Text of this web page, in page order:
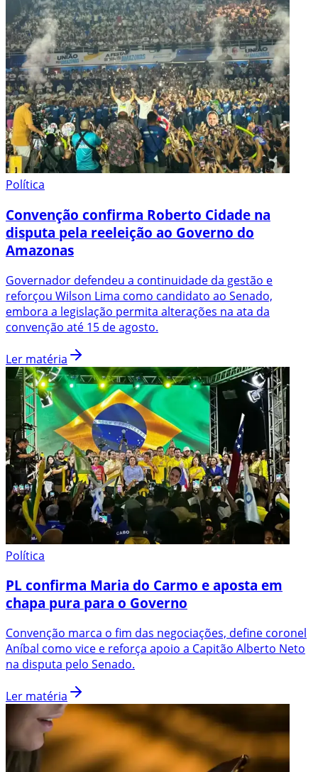
Política
Convenção confirma Roberto Cidade na
disputa pela reeleição ao Governo do
Amazonas
Governador defendeu a continuidade da gestão e
reforçou Wilson Lima como candidato ao Senado,
embora a legislação permita alterações na ata da
convenção até 15 de agosto.
Ler matéria
Política
PL confirma Maria do Carmo e aposta em
chapa pura para o Governo
Convenção marca o fim das negociações, define coronel
Aníbal como vice e reforça apoio a Capitão Alberto Neto
na disputa pelo Senado.
Ler matéria